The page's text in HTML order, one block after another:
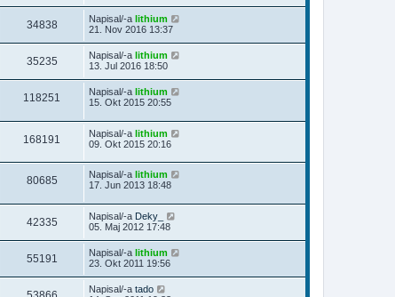
34838 Napisal/-a lithium
21. Nov 2016 13:37
35235 Napisal/-a lithium
13. Jul 2016 18:50
118251 Napisal/-a lithium
15. Okt 2015 20:55
168191 Napisal/-a lithium
09. Okt 2015 20:16
80685 Napisal/-a lithium
17. Jun 2013 18:48
42335 Napisal/-a Deky_
05. Maj 2012 17:48
55191 Napisal/-a lithium
23. Okt 2011 19:56
Napisal/-a tado